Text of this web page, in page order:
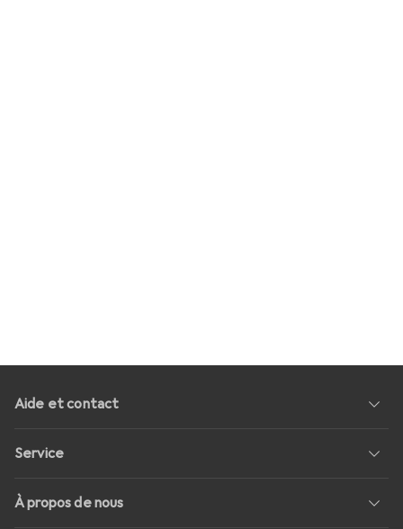
Aide et contact
Service
À propos de nous